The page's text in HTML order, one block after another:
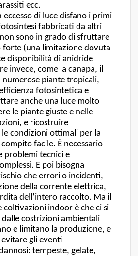
ecc.
di luce disfano i primi
fabbricati da altri
sono in grado di sfruttare
forte (una limitazione dovuta
disponibilità di anidride
invece, come la canapa, il
numerose piante tropicali,
fotosintetica e
anche una luce molto
le piante giuste e nelle
e ricostruire
condizioni ottimali per la
facile. È necessario
problemi tecnici e
E poi bisogna
che errori o incidenti,
della corrente elettrica,
dell’intero raccolto. Ma il
coltivazioni indoor è che ci si
costrizioni ambientali
e limitano la produzione, e
evitare gli eventi
tempeste, gelate,